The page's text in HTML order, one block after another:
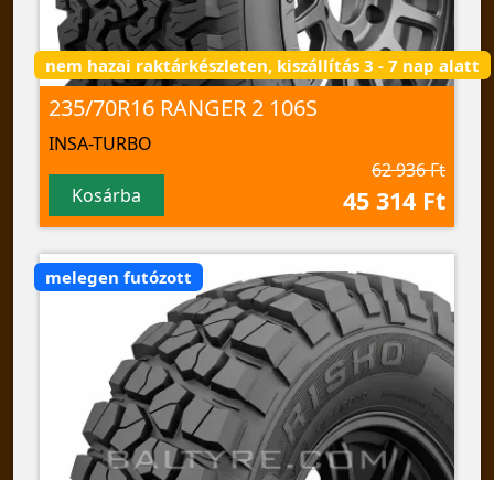
nem hazai raktárkészleten, kiszállítás 3 - 7 nap alatt
235/70R16 RANGER 2 106S
INSA-TURBO
Kosárba
62 936 Ft
45 314 Ft
melegen futózott